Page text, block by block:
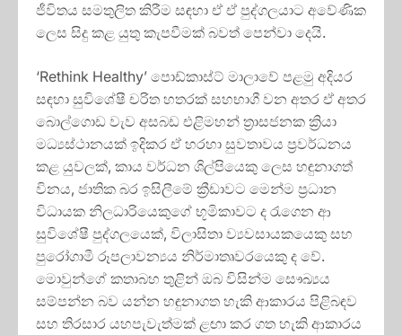
ජීවිතය සමතුලිත කිරීම සඳහා ඒ ඒ පුද්ගලයාට අවේණික
ලෙස සිදු කළ යුතු කැපවීමක් බවත් පෙන්වා දෙයි.
‘Rethink Healthy’ පොඩ්කාස්ට් මාලාවේ පළමු අදියර
සඳහා සුවිශේෂී චරිත හතරක් සහභාගී වන අතර ඒ අතර
බොල්ගොඩ වැව අසබඩ එළිමහන් ත්‍රාසජනක ක්‍රියා
මධ්‍යස්ථානයක් ඉදිකර ඒ හරහා සුවතාවය ප්‍රවර්ධනය
කළ යුවලක්, කාය වර්ධන ශිල්පියෙකු ලෙස හඳුනාගත්
විනය, ජාතික බර ඉසිලීමේ ක්‍රීඩාවට මෙන්ම ප්‍රධාන
විධායක නිලධාරියෙකුගේ භූමිකාවට ද රැගෙන ආ
සුවිශේෂී පුද්ගලයෙක්, විලාසිතා ව්‍යවසායකයෙකු සහ
පුරෝගාමී රූපලාවන්‍යය නිර්මාතෘවරයෙකු ද වේ.
මොවුන්ගේ කතාබහ තුළින් ඔබ විසින්ම සෞඛ්‍යය
සම්පන්න බව යන්න හඳුනාගත හැකි ආකාරය පිළිබඳව
සහ තිරසාර යහපැවැත්මක් ළඟා කර ගත හැකි ආකාරය